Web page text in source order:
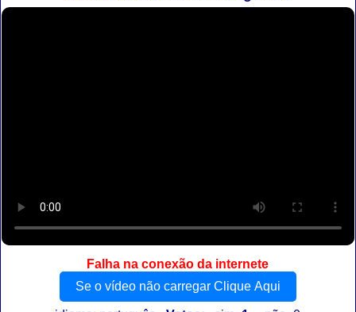
Falha na conexão da internete
Se o vídeo não carregar Clique Aqui